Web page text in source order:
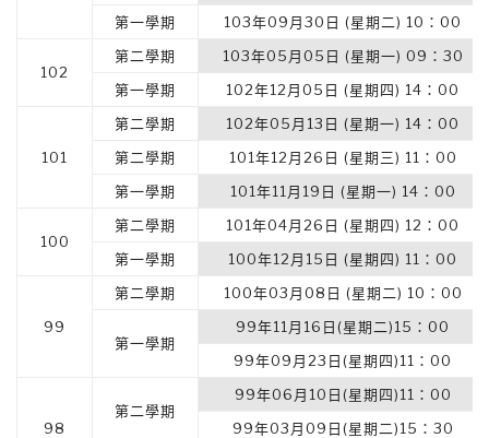
第一學期
103年09月30日 (星期二) 10：00
102
第二學期
103年05月05日 (星期一) 09：30
第一學期
102年12月05日 (星期四) 14：00
101
第二學期
102年05月13日 (星期一) 14：00
第二學期
101年12月26日 (星期三) 11：00
第一學期
101年11月19日 (星期一) 14：00
100
第二學期
101年04月26日 (星期四) 12：00
第一學期
100年12月15日 (星期四) 11：00
99
第二學期 100年03月08日 (星期二) 10：00
第一學期
99年11月16日(星期二)15：00
99年09月23日(星期四)11：00
98
第二學期
99年06月10日(星期四)11：00
99年03月09日(星期二)15：30